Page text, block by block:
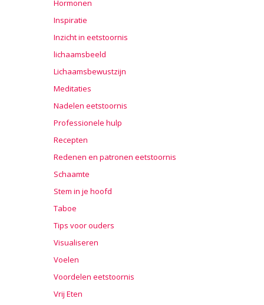
Hormonen
Inspiratie
Inzicht in eetstoornis
lichaamsbeeld
Lichaamsbewustzijn
Meditaties
Nadelen eetstoornis
Professionele hulp
Recepten
Redenen en patronen eetstoornis
Schaamte
Stem in je hoofd
Taboe
Tips voor ouders
Visualiseren
Voelen
Voordelen eetstoornis
Vrij Eten